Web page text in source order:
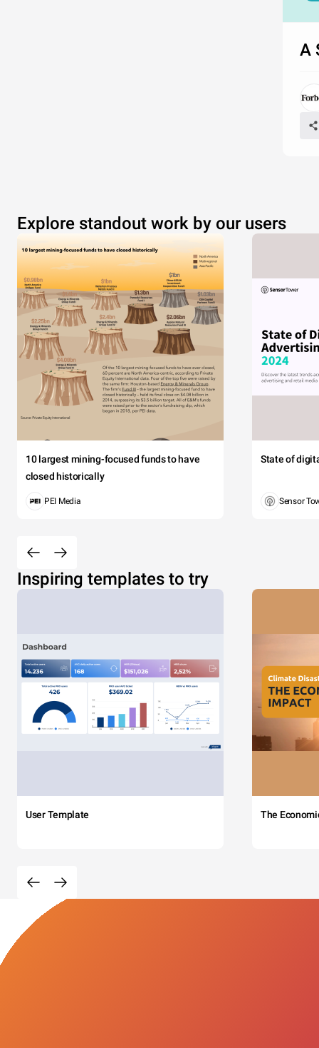
A
Explore standout work by our users
10 largest mining-focused funds to have
closed historically
PEI Media
State of
Sensor
Inspiring templates to try
User Template The